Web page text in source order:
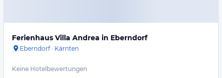
Ferienhaus Villa Andrea in Eberndorf
Eberndorf· Kärnten
Keine Hotelbewertungen